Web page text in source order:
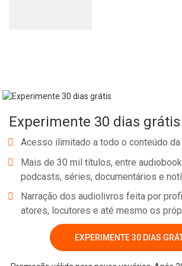
Experimente 30 dias grátis
Acesso ilimitado a todo o conteúdo da
Mais de 30 mil títulos, entre
podcasts, séries, documentários e
Narração dos audiolivros feita por
atores, locutores e até mesmo os
EXPERIMENTE 30 DIAS